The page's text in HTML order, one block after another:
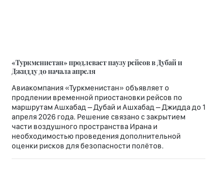
«Туркменистан» продлевает паузу рейсов в Дубай и
Джидду до начала апреля